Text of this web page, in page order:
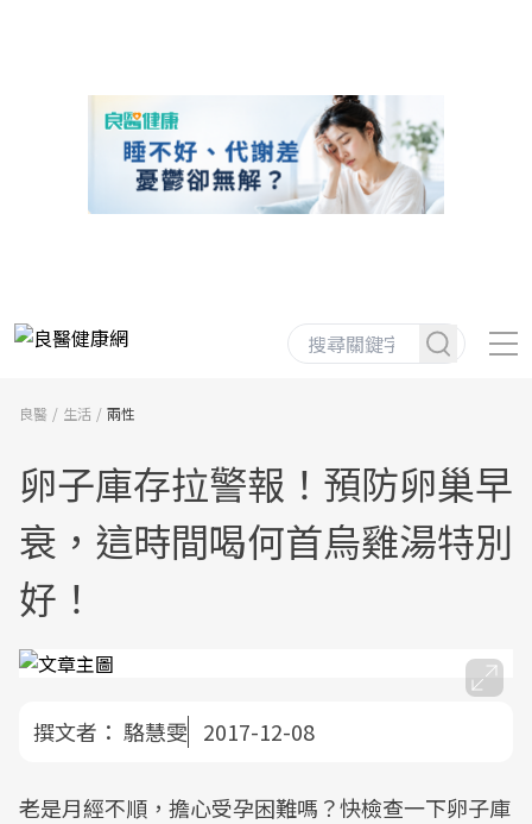
良醫 生活 兩性
卵子庫存拉警報！預防卵巢早
衰，這時間喝何首烏雞湯特別
好！
撰文者： 駱慧雯 2017-12-08
老是月經不順，擔心受孕困難嗎？快檢查一下卵子庫